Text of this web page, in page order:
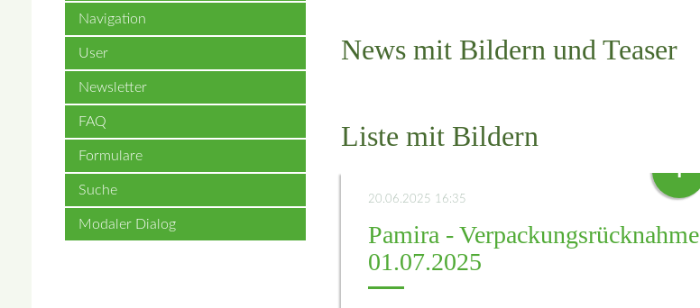
News mit Bildern und Teaser
Liste mit Bildern
20.06.2025 16:35
Pamira - Verpackungsrücknahme
01.07.2025
+
Navigation
User
Newsletter
FAQ
Formulare
Suche
Modaler Dialog